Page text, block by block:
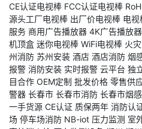
CE认证电视棒 FCC认证电视棒
源头工厂电视棒 出厂价电视棒 电视
服务 商用广告播放器 4K广告播放器
机顶盒 迷你电视棒 WiFi电视棒 火
州消防 苏州安装 酒店 酒店消防 烟
报警 消防安装 实时报警 云平台 独
目合作 OEM定制 批发价格 零售供
警器 长春市 长春市消防 长春市烟感
一手货源 CE认证 质保两年 消防认
场 停车场消防 NB-iot 压力监测 室